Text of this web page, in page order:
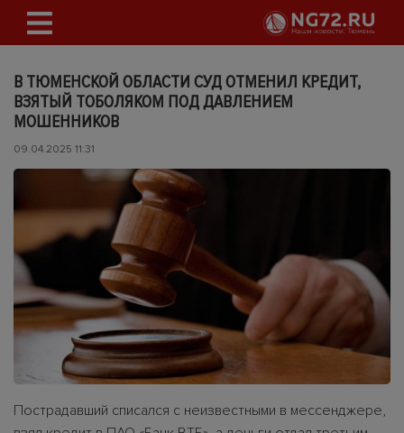
В ТЮМЕНСКОЙ ОБЛАСТИ СУД ОТМЕНИЛ КРЕДИТ,
ВЗЯТЫЙ ТОБОЛЯКОМ ПОД ДАВЛЕНИЕМ
МОШЕННИКОВ
09.04.2025 11:31
Пострадавший списался с неизвестными в мессенджере,